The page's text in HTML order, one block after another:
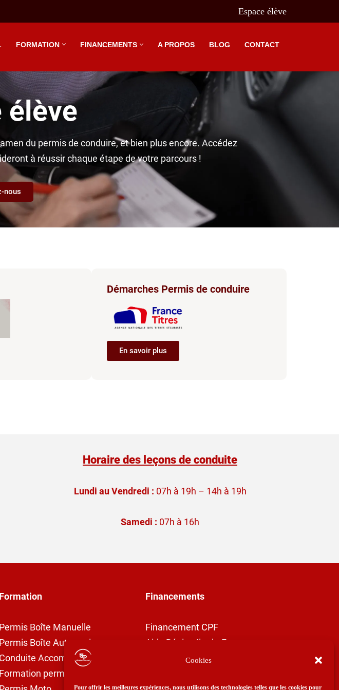
Cookies
Pour offrir les meilleures expériences, nous utilisons des technologies telles que les cookies pour
Espace élève
FORMATION FINANCEMENTS A PROPOS BLOG CONTACT
élève
du permis de conduire, et bien plus encore. Accédez
à réussir chaque étape de votre parcours !
nous
Démarches Permis de conduire
En savoir plus
Horaire des leçons de conduite
Lundi au Vendredi : 07h à 19h – 14h à 19h
Samedi : 07h à 16h
Formation
Permis Boîte Manuelle
Permis Boîte Automatique
Conduite Accompagnée
Formation permis 125
Financements
Financement CPF
Aide Région Ile-de-France